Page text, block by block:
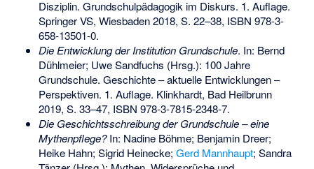
Disziplin. Grundschulpädagogik im Diskurs. 1. Auflage.
Springer VS, Wiesbaden 2018, S. 22–38, ISBN 978-3-
658-13501-0.
Die Entwicklung der Institution Grundschule. In: Bernd
Dühlmeier; Uwe Sandfuchs (Hrsg.): 100 Jahre
Grundschule. Geschichte – aktuelle Entwicklungen –
Perspektiven. 1. Auflage. Klinkhardt, Bad Heilbrunn
2019, S. 33–47, ISBN 978-3-7815-2348-7.
Die Geschichtsschreibung der Grundschule – eine
Mythenpflege?In: Nadine Böhme; Benjamin Dreer;
Heike Hahn; Sigrid Heinecke; Gerd Mannhaupt; Sandra